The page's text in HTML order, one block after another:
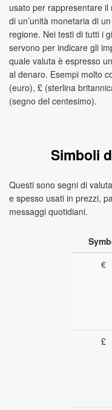
usato per rappresentare il
di un’unità monetaria di
regione. Nei testi di tutti i
servono per indicare gli
quale valuta è espresso
al denaro. Esempi molto
(euro), £ (sterlina
(segno del centesimo).
Simboli
Questi sono segni di
e spesso usati in prezzi,
messaggi quotidiani.
€
£